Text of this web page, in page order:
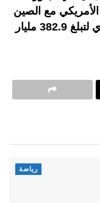
الأمريكي مع الصين
بنسبة 8,3 في المائة على أساس سنوي لتبلغ 382.9 مليار
رياضة